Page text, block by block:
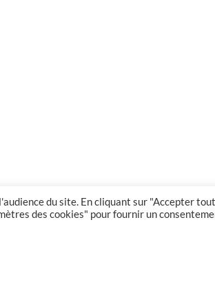
du site. En cliquant sur "Accepter
des cookies" pour fournir un